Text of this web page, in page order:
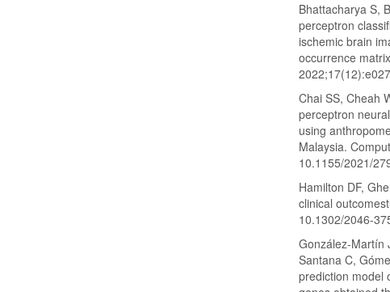
Bhattacharya S,
perceptron
ischemic brain
occurrence
Chai SS, Cheah
perceptron
using
Malaysia.
10.1155/2021/
Hamilton DF,
clinical
10.1302/2046-
González-Martín
Santana C,
prediction model